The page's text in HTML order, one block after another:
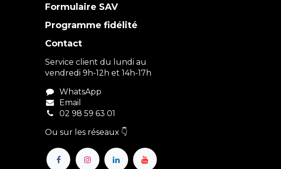
Formulaire SAV
Programme fidélité
Contact
Service client du lundi au
vendredi 9h-12h et 14h-17h
WhatsApp
Email
02 98 59 63 01
Ou sur les réseaux 👇